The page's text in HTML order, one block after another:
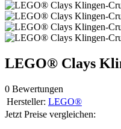
LEGO® Clays
0 Bewertungen
Hersteller: LEGO®
Jetzt Preise vergleichen: